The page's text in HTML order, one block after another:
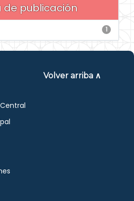
de publicación
1
Volver arriba ∧